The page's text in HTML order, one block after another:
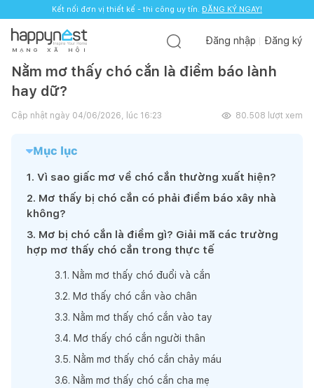
Kết nối đơn vị thiết kế - thi công uy tín. ĐĂNG KÝ NGAY!
M Ạ N G X Ã H Ộ I
Đăng nhập Đăng ký
Nằm mơ thấy chó cắn là điềm báo lành
hay dữ?
Cập nhật ngày 04/06/2026, lúc 16:23 80.508 lượt xem
Mục lục
1. Vì sao giấc mơ về chó cắn thường xuất hiện?
2. Mơ thấy bị chó cắn có phải điềm báo xây nhà
không?
3. Mơ bị chó cắn là điềm gì? Giải mã các trường
hợp mơ thấy chó cắn trong thực tế
3.1 . Nằm mơ thấy chó đuổi và cắn
3.2. Mơ thấy chó cắn vào chân
3.3. Nằm mơ thấy chó cắn vào tay
3.4. Mơ thấy chó cắn người thân
3.5. Nằm mơ thấy chó cắn chảy máu
3.6. Nằm mơ thấy chó cắn cha mẹ